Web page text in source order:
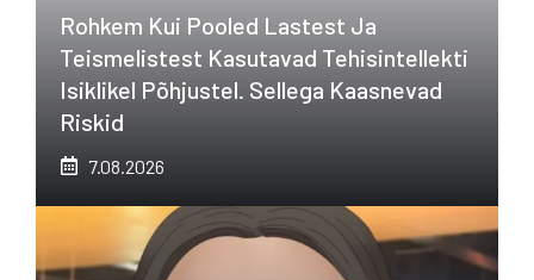
Rohkem Kui Pooled Lastest Ja
Teismelistest Kasutavad Tehisintellekti
Isiklikel Põhjustel. Sellega Kaasnevad
Riskid
7.08.2026